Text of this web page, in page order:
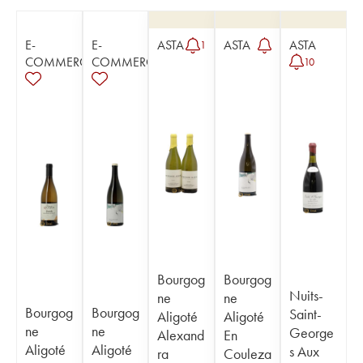
E-
COMMERCE
Bourgog
ne
Aligoté
E-
COMMERCE
Bourgog
ne
Aligoté
ASTA 1
Bourgog
ne
Aligoté
Alexand
ra
ASTA
Bourgog
ne
Aligoté
En
Couleza
ASTA
10
Nuits-
Saint-
George
s Aux